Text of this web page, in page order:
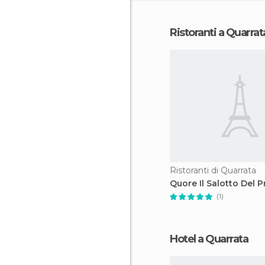
Ristoranti a
Ristoranti di Quarrata
Quore Il Salotto Del
(1)
Hotel a Quarrata